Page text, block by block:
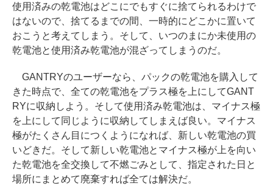
使用済みの乾電池はどこにでもすぐに捨てられるわけで
はないので、捨てるまでの間、一時的にどこかに置いて
おこうと考えてしまう。そして、いつのまにか未使用の
乾電池と使用済み乾電池が混ざってしまうのだ。
GANTRYのユーザーなら、パックの乾電池を購入して
きた時点で、全ての乾電池をプラス極を上にしてGANT
RYに収納しよう。そして使用済み乾電池は、マイナス極
を上にして同じように収納してしまえば良い。マイナス
極がたくさん目につくようになれば、新しい乾電池の買
いどきだ。そして新しい乾電池とマイナス極が上を向い
た乾電池を全交換して不燃ごみとして、指定された日と
場所にまとめて廃棄すれば全ては解決だ。